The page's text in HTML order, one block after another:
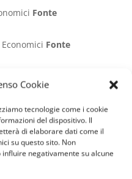
Cookie
tecnologie come i cookie
del dispositivo. Il
di elaborare dati come il
su questo sito. Non
negativamente su alcune
Fonte
Fonte
EconomiciFonte
EconomiciFonte